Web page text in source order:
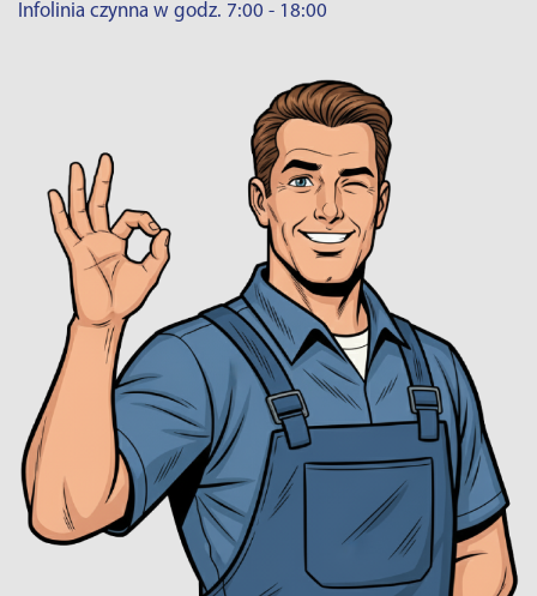
Infolinia czynna w godz. 7:00 - 18:00